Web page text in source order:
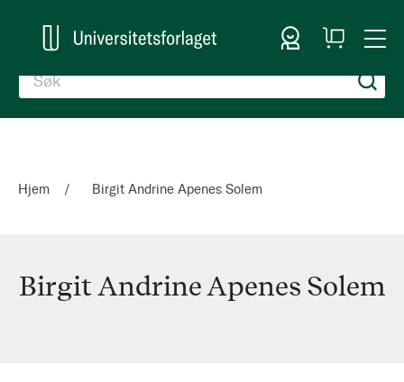
Logg inn
Handlekurv
Hjem Birgit Andrine Apenes Solem
Birgit Andrine Apenes Solem